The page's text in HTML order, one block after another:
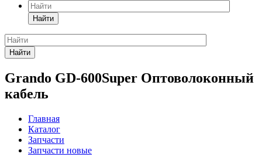
Найти
Найти
Grando GD-600Super Оптоволоконный
кабель
Главная
Каталог
Запчасти
Запчасти новые